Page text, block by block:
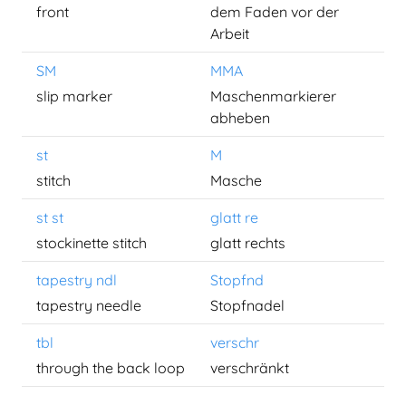
front
dem Faden vor der
Arbeit
SM
MMA
slip marker
Maschenmarkierer
abheben
st
M
stitch
Masche
st st
glatt re
stockinette stitch
glatt rechts
tapestry ndl
Stopfnd
tapestry needle
Stopfnadel
tbl
verschr
through the back loop
verschränkt